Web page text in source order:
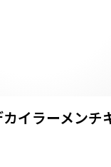
イラーメンチ